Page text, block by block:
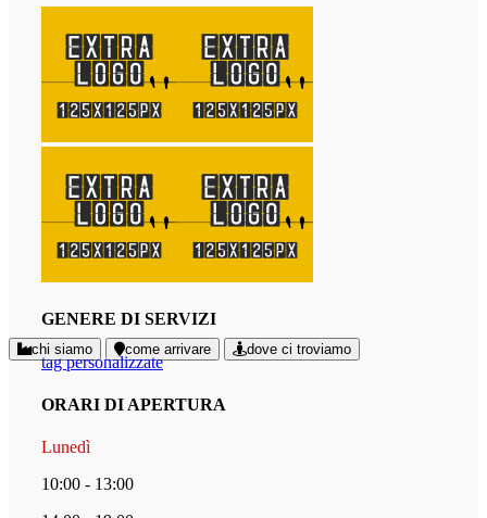
chi siamo come arrivare dove ci troviamo
GENERE DI SERVIZI
tag personalizzate
ORARI DI APERTURA
Lunedì
10:00 - 13:00